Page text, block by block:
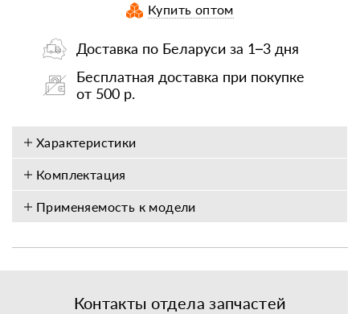
Купить оптом
Доставка по Беларуси за 1–3 дня
Бесплатная доставка при покупке
от 500 р.
Характеристики
Комплектация
Применяемость к модели
Контакты отдела запчастей